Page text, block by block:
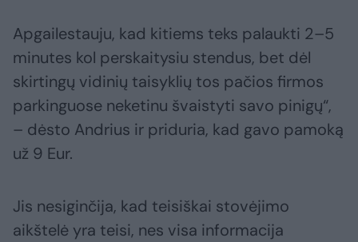
Apgailestauju, kad kitiems teks palaukti 2–5
minutes kol perskaitysiu stendus, bet dėl
skirtingų vidinių taisyklių tos pačios firmos
parkinguose neketinu švaistyti savo pinigų“,
– dėsto Andrius ir priduria, kad gavo pamoką
už 9 Eur.
Jis nesiginčija, kad teisiškai stovėjimo
aikštelė yra teisi, nes visa informacija